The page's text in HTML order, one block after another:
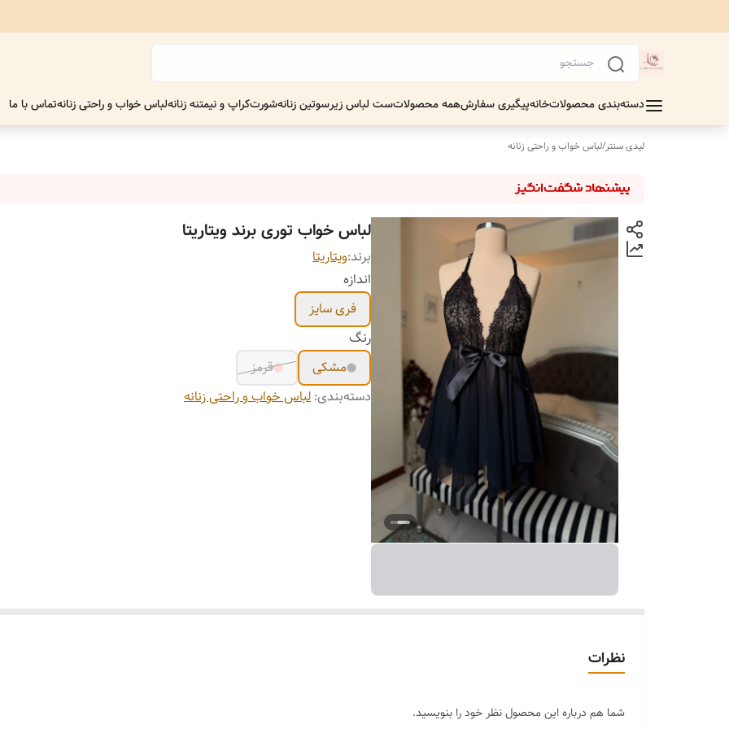
دسته‌بندی محصولاتخانهپیگیری سفارشهمه محصولاتست لباس زیرسوتین زنانهشورتکراپ و نیمتنه زنانهلباس خواب و راحتی زنانهتماس با ما
لیدی سنتر/لباس خواب و راحتی زنانه
لباس خواب توری برند ویتاریتا
برند:ویتاریتا
اندازه
فری سایز
رنگ
مشکی
قرمز
دسته‌بندی: لباس خواب و راحتی زنانه
نظرات
شما هم درباره این محصول نظر خود را بنویسید.